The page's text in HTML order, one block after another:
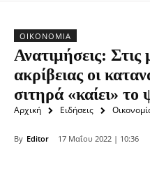
ΟΙΚΟΝΟΜΊΑ
Ανατιμήσεις: Στις
ακρίβειας οι
σιτηρά «καίει» το
Αρχική Ειδήσεις
By Editor 17 Μαΐου 2022 | 10:36